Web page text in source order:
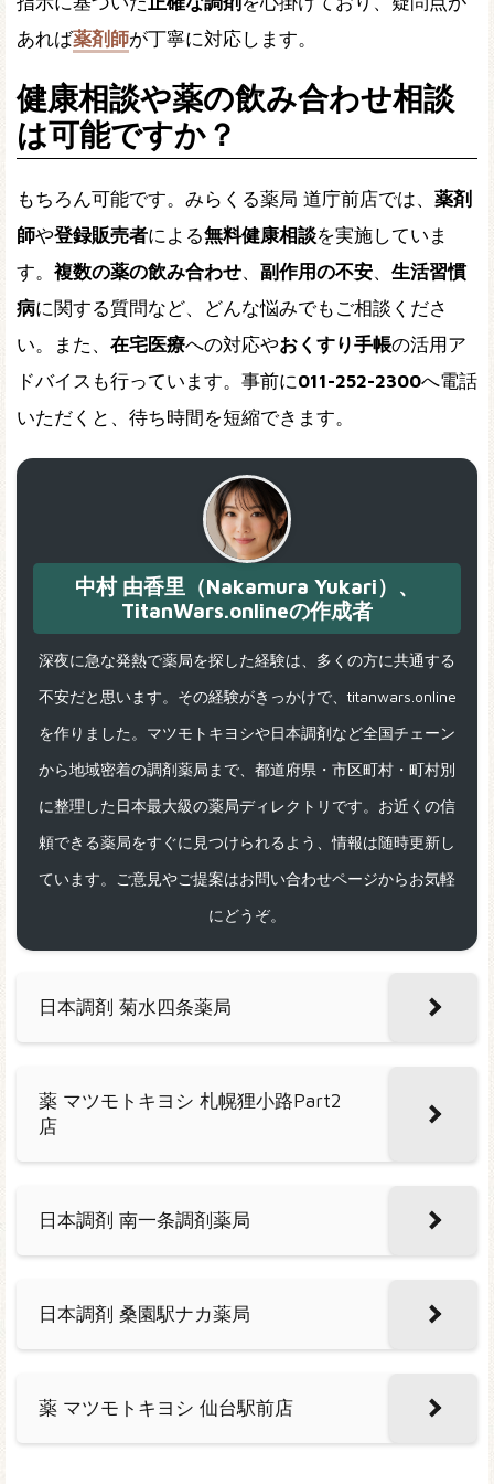
あれば薬剤師が丁寧に対応します。
健康相談や薬の飲み合わせ相談
は可能ですか？
もちろん可能です。みらくる薬局 道庁前店では、 薬剤
師や登録販売者による無料健康相談を実施していま
す。 複数の薬の飲み合わせ、 副作用の不安、 生活習慣
病に関する質問など、どんな悩みでもご相談くださ
い。また、 在宅医療への対応やおくすり手帳の活用ア
ドバイスも行っています。事前に011-252-2300へ電話
いただくと、待ち時間を短縮できます。
中村 由香里（Nakamura Yukari）、
TitanWars.onlineの作成者
深夜に急な発熱で薬局を探した経験は、多くの方に共通する
不安だと思います。その経験がきっかけで、titanwars.online
を作りました。マツモトキヨシや日本調剤など全国チェーン
から地域密着の調剤薬局まで、都道府県・市区町村・町村別
に整理した日本最大級の薬局ディレクトリです。お近くの信
頼できる薬局をすぐに見つけられるよう、情報は随時更新し
ています。ご意見やご提案はお問い合わせページからお気軽
にどうぞ。
日本調剤 菊水四条薬局
薬 マツモトキヨシ 札幌狸小路Part2
店
日本調剤 南一条調剤薬局
日本調剤 桑園駅ナカ薬局
薬 マツモトキヨシ 仙台駅前店